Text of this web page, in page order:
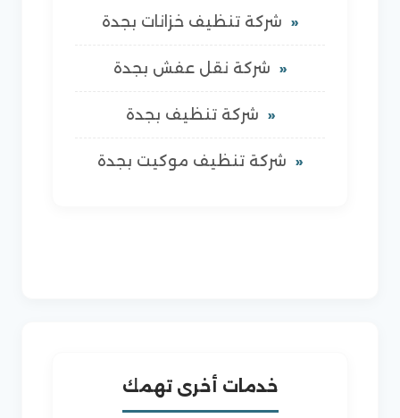
شركة تنظيف خزانات بجدة
شركة نقل عفش بجدة
شركة تنظيف بجدة
شركة تنظيف موكيت بجدة
خدمات أخرى تهمك